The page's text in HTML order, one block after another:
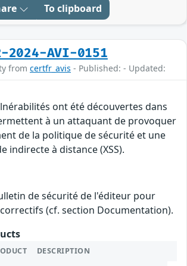
To clipboard
2024-AVI-0151
from certfr_avis - Published: - Updated:
ont été découvertes dans
à un attaquant de provoquer
de la politique de sécurité et une
indirecte à distance (XSS).
de sécurité de l'éditeur pour
(cf. section Documentation).
DESCRIPTION